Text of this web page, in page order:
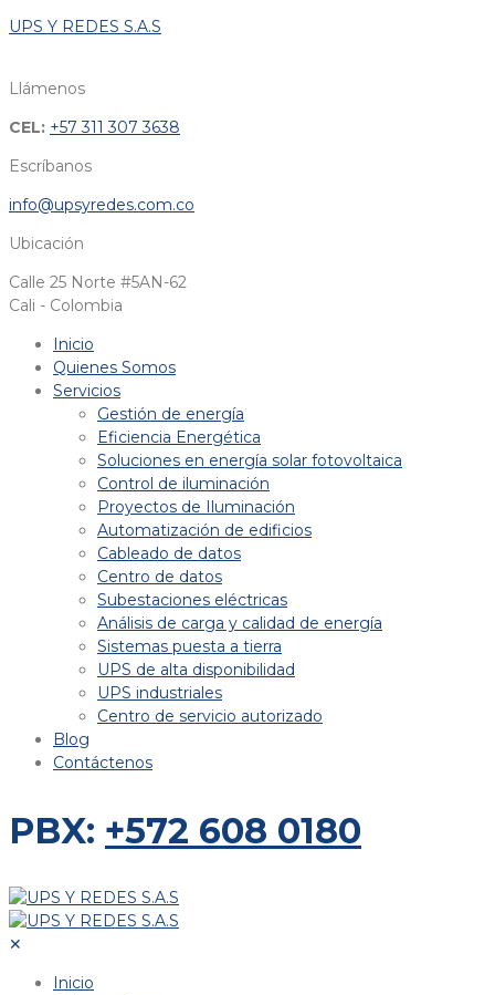
UPS Y REDES S.A.S
Llámenos
CEL: +57 311 307 3638
Escríbanos
info@upsyredes.com.co
Ubicación
Calle 25 Norte #5AN-62
Cali - Colombia
Inicio
Quienes Somos
Servicios
Gestión de energía
Eficiencia Energética
Soluciones en energía solar fotovoltaica
Control de iluminación
Proyectos de Iluminación
Automatización de edificios
Cableado de datos
Centro de datos
Subestaciones eléctricas
Análisis de carga y calidad de energía
Sistemas puesta a tierra
UPS de alta disponibilidad
UPS industriales
Centro de servicio autorizado
Blog
Contáctenos
PBX: +572 608 0180
✕
Inicio